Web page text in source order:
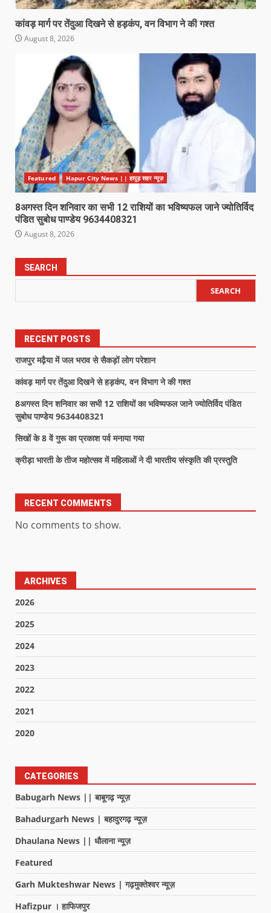
कांवड़ मार्ग पर तेंदुआ दिखने से हड़कंप, वन विभाग ने की गश्त
August 8, 2026
Featured Hapur City News || हापुड़ शहर न्यूज़
8अगस्त दिन शनिवार का सभी 12 राशियों का भविष्यफल जाने ज्योतिर्विद
पंडित सुबोध पाण्डेय 9634408321
August 8, 2026
SEARCH
SEARCH
RECENT POSTS
राजपुर मढ़ैया में जल भराव से सैकड़ों लोग परेशान
कांवड़ मार्ग पर तेंदुआ दिखने से हड़कंप, वन विभाग ने की गश्त
8अगस्त दिन शनिवार का सभी 12 राशियों का भविष्यफल जाने ज्योतिर्विद पंडित
सुबोध पाण्डेय 9634408321
सिखों के 8 वें गुरू का प्रकाश पर्व मनाया गया
क्रीड़ा भारती के तीज महोत्सव में महिलाओं ने दी भारतीय संस्कृति की प्रस्तुति
RECENT COMMENTS
No comments to show.
ARCHIVES
2026
2025
2024
2023
2022
2021
2020
CATEGORIES
Babugarh News || बाबूगढ़ न्यूज़
Bahadurgarh News | बहादुरगढ़ न्यूज़
Dhaulana News || धौलाना न्यूज़
Featured
Garh Mukteshwar News | गढ़मुक्तेश्वर न्यूज़
Hafizpur । हाफिजपुर